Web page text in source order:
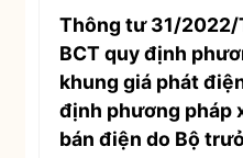
Thông tư 31/2022/
BCT quy định
khung giá phát
định phương pháp
bán điện do Bộ